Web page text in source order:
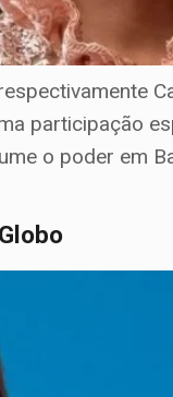
participação
o poder em